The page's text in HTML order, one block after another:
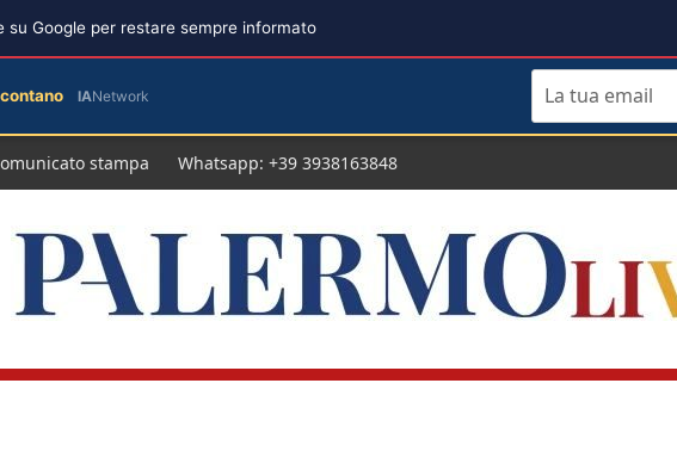
stampa Whatsapp: +39 3938163848
Google per restare sempre informato
IANetwork